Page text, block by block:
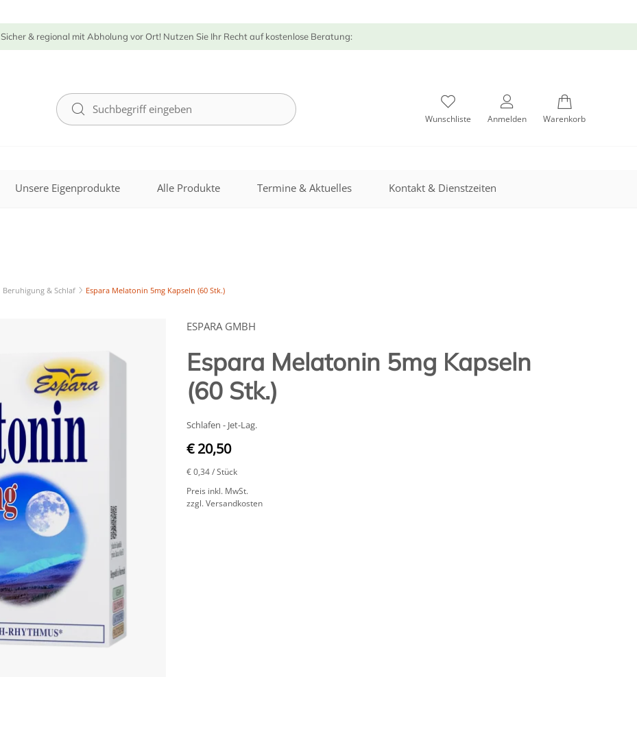
Sicher & regional mit Abholung vor Ort! Nutzen Sie Ihr Recht auf kostenlose Beratung:
Wunschliste Anmelden Warenkorb
Unsere Eigenprodukte Alle Produkte Termine & Aktuelles Kontakt & Dienstzeiten
Beruhigung & Schlaf Espara Melatonin 5mg Kapseln (60 Stk.)
ESPARA GMBH
Espara Melatonin 5mg Kapseln
(60 Stk.)
Schlafen - Jet-Lag.
€ 20,50
€ 0,34/ Stück
Preis inkl. MwSt.
zzgl. Versandkosten